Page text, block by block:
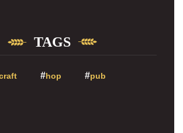
TAGS
hop pub